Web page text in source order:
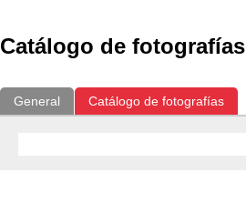
Catálogo de fotografías
General Catálogo de fotografías